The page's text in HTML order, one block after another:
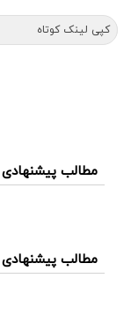
کپی لینک کوتاه
مطالب پیشنهادی
مطالب پیشنهادی